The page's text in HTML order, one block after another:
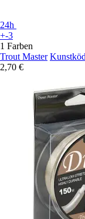
24h
+-3
1 Farben
Trout Master
2,70 €